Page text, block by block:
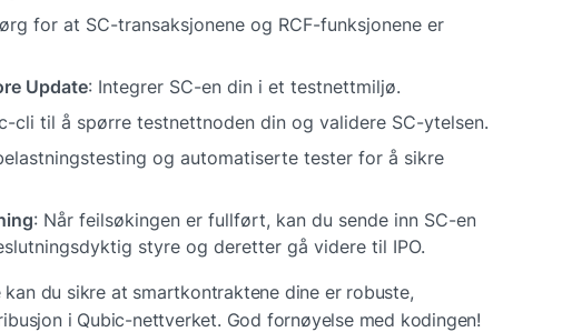
for at SC-transaksjonene og RCF-funksjonene er
Update: Integrer SC-en din i et testnettmiljø.
cli til å spørre testnettnoden din og validere SC-ytelsen.
og automatiserte tester for å sikre
: Når feilsøkingen er fullført, kan du sende inn SC-en
styre og deretter gå videre til IPO.
du sikre at smartkontraktene dine er robuste,
i Qubic-nettverket. God fornøyelse med kodingen!